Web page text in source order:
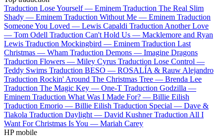
Traduction Lose Yourself — Eminem Traduction The Real Slim
Shady — Eminem Traduction Without Me — Eminem Traduction
Someone You Loved — Lewis Capaldi Traduction Another Love
— Tom Odell Traduction Can't Hold Us — Macklemore and Ryan
Lewis Traduction Mockingbird — Eminem Traduction Last
Christmas — Wham Traduction Demons — Imagine Dragons
Traduction Flowers — Miley Cyrus Traduction Lose Control —
Teddy Swims Traduction BESO — ROSALÍA & Rauw Alejandro
Traduction Rockin' Around The Christmas Tree — Brenda Lee
Traduction The Magic Key — One-T Traduction Godzilla —
Eminem Traduction What Was I Made For? — Billie Eilish
Traduction Emorio — Billie Eilish Traduction Special — Dave &
Tiakola Traduction Daylight — David Kushner Traduction All I
Want For Christmas Is You — Mariah Carey
HP mobile